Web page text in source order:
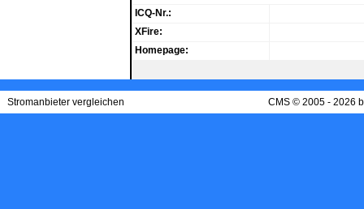
ICQ-Nr.:
XFire:
Homepage:
Stromanbieter vergleichen CMS © 2005 - 2026